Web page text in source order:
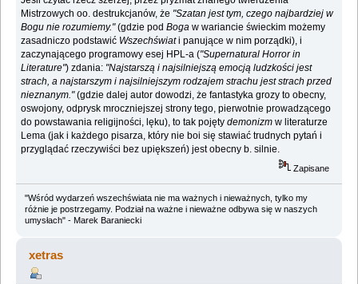
Mistrzowych oo. destrukcjanów, że "Szatan jest tym, czego najbardziej w
Bogu nie rozumiemy."(gdzie podBoga w wariancie świeckim możemy
zasadniczo podstawić Wszechświati panujące w nim porządki), i
zaczynającego programowy esej HPL-a ("Supernatural Horror in
Literature") zdania: "Najstarszą i najsilniejszą emocją ludzkości jest
strach, a najstarszym i najsilniejszym rodzajem strachu jest strach przed
nieznanym."(gdzie dalej autor dowodzi, że fantastyka grozy to obecny,
oswojony, odprysk mroczniejszej strony tego, pierwotnie prowadzącego
do powstawania religijności, lęku), to tak pojętydemonizm w literaturze
Lema (jak i każdego pisarza, który nie boi się stawiać trudnych pytań i
przyglądać rzeczywiści bez upiększeń) jest obecny b. silnie.
Zapisane
"Wśród wydarzeń wszechświata nie ma ważnych i nieważnych, tylko my
różnie je postrzegamy. Podział na ważne i nieważne odbywa się w naszych
umysłach" - Marek Baraniecki
xetras